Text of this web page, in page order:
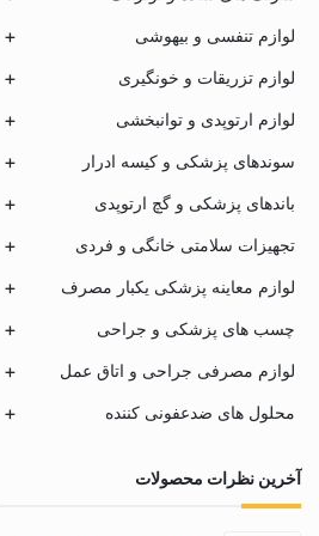
لوازم تنفسی و بیهوشی
لوازم تزریقات و خونگیری
لوازم ارتوپدی و توانبخشی
سوندهای پزشکی و کیسه ادرار
باندهای پزشکی و گچ ارتوپدی
تجهیزات سلامتی خانگی و فردی
لوازم معاینه پزشکی یکبار مصرف
چسب های پزشکی و جراحی
لوازم مصرفی جراحی و اتاق عمل
محلول های ضدعفونی کننده
آخرین نظرات محصولات